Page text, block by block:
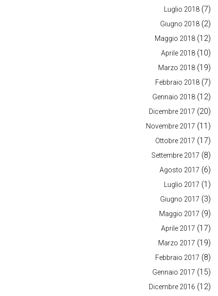
Luglio 2018 (7)
Giugno 2018 (2)
Maggio 2018 (12)
Aprile 2018 (10)
Marzo 2018 (19)
Febbraio 2018 (7)
Gennaio 2018 (12)
Dicembre 2017 (20)
Novembre 2017 (11)
Ottobre 2017 (17)
Settembre 2017 (8)
Agosto 2017 (6)
Luglio 2017 (1)
Giugno 2017 (3)
Maggio 2017 (9)
Aprile 2017 (17)
Marzo 2017 (19)
Febbraio 2017 (8)
Gennaio 2017 (15)
Dicembre 2016 (12)